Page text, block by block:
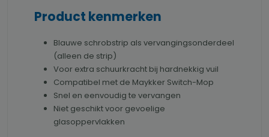
Product kenmerken
Blauwe schrobstrip als vervangingsonderdeel
(alleen de strip)
Voor extra schuurkracht bij hardnekkig vuil
Compatibel met de Maykker Switch-Mop
Snel en eenvoudig te vervangen
Niet geschikt voor gevoelige
glasoppervlakken